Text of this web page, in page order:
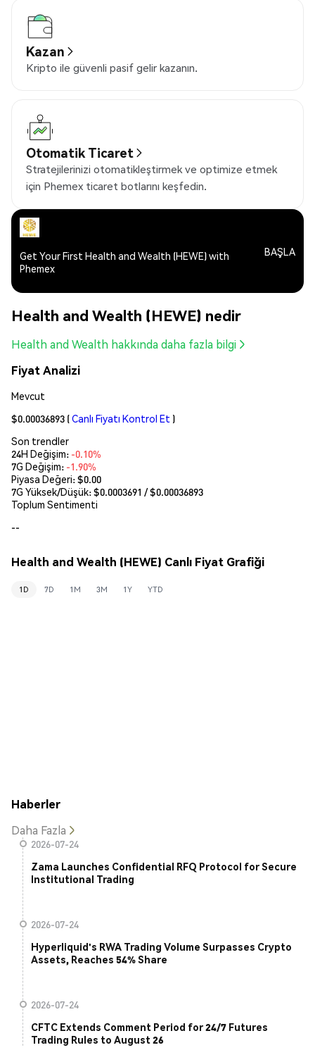
Kazan
Kripto ile güvenli pasif gelir kazanın.
Otomatik Ticaret
Stratejilerinizi otomatikleştirmek ve optimize etmek
için Phemex ticaret botlarını keşfedin.
Get Your First Health and Wealth (HEWE) with
Phemex
BAŞLA
Health and Wealth (HEWE) nedir
Health and Wealth hakkında daha fazla bilgi
Fiyat Analizi
Mevcut
$0.00036893 (Canlı Fiyatı Kontrol Et )
Son trendler
24H Değişim: -0.10%
7G Değişim: -1.90%
Piyasa Değeri:$0.00
7G Yüksek/Düşük: $0.0003691 / $0.00036893
Toplum Sentimenti
--
Health and Wealth (HEWE) Canlı Fiyat Grafiği
1D 7D 1M 3M 1Y YTD
Haberler
Daha Fazla
2026-07-24
Zama Launches Confidential RFQ Protocol for Secure
Institutional Trading
2026-07-24
Hyperliquid's RWA Trading Volume Surpasses Crypto
Assets, Reaches 54% Share
2026-07-24
CFTC Extends Comment Period for 24/7 Futures
Trading Rules to August 26